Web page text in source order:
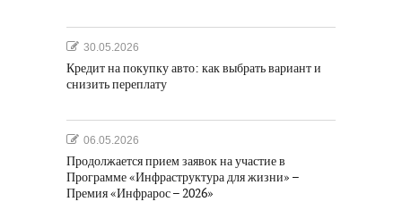
30.05.2026
Кредит на покупку авто: как выбрать вариант и
снизить переплату
06.05.2026
Продолжается прием заявок на участие в
Программе «Инфраструктура для жизни» –
Премия «Инфрарос – 2026»